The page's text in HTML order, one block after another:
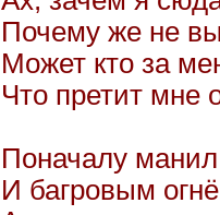
Почему же не
Может кто за
Что претит мне
Поначалу
И багровым